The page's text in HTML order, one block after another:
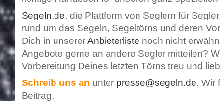
Segeln.de, die Plattform von Seglern für
rund um das Segeln, Segeltörns und deren
Dich in unsererAnbieterliste noch nicht
Angebote gerne an andere Segler mitteilen?
Vorbereitung Deines letzten Törns treu und
Schreib uns an unter presse@segeln.de. Wir
Beitrag.